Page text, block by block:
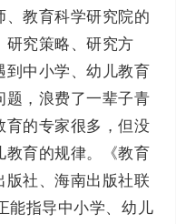
教育科学研究院的
研究策略、研究方
到中小学、幼儿教育
题，浪费了一辈子青
育的专家很多，但没
教育的规律。《教育
版社、海南出版社联
能指导中小学、幼儿